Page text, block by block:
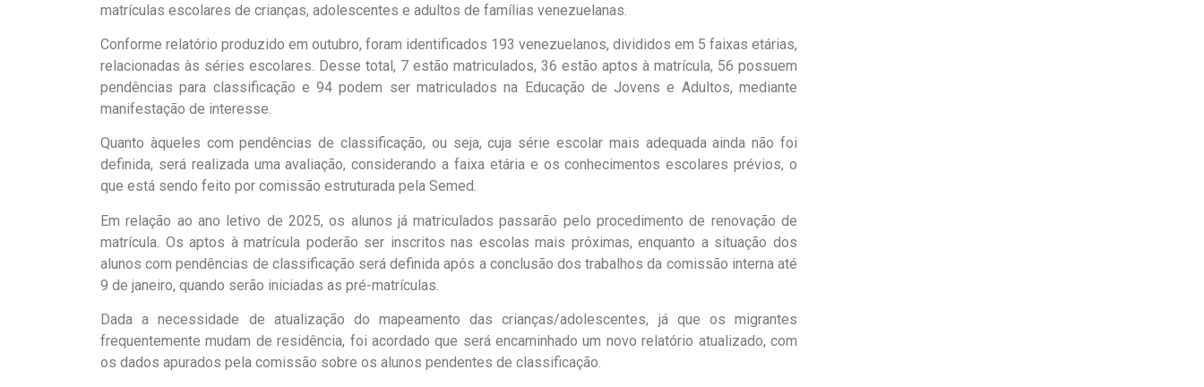
matrículas escolares de crianças, adolescentes e adultos de famílias venezuelanas.
Conforme relatório produzido em outubro, foram identificados 193 venezuelanos, divididos em 5 faixas etárias,
relacionadas às séries escolares. Desse total, 7 estão matriculados, 36 estão aptos à matrícula, 56 possuem
pendências para classificação e 94 podem ser matriculados na Educação de Jovens e Adultos, mediante
manifestação de interesse.
Quanto àqueles com pendências de classificação, ou seja, cuja série escolar mais adequada ainda não foi
definida, será realizada uma avaliação, considerando a faixa etária e os conhecimentos escolares prévios, o
que está sendo feito por comissão estruturada pela Semed.
Em relação ao ano letivo de 2025, os alunos já matriculados passarão pelo procedimento de renovação de
matrícula. Os aptos à matrícula poderão ser inscritos nas escolas mais próximas, enquanto a situação dos
alunos com pendências de classificação será definida após a conclusão dos trabalhos da comissão interna até
9 de janeiro, quando serão iniciadas as pré-matrículas.
Dada a necessidade de atualização do mapeamento das crianças/adolescentes, já que os migrantes
frequentemente mudam de residência, foi acordado que será encaminhado um novo relatório atualizado, com
os dados apurados pela comissão sobre os alunos pendentes de classificação.